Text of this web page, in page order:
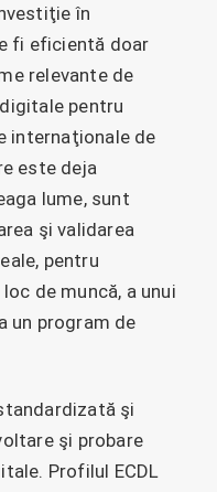
în
fi eficientă doar
relevante de
pentru
internaţionale de
este deja
lume, sunt
şi validarea
pentru
de muncă, a unui
un program de
şi
şi probare
Profilul ECDL